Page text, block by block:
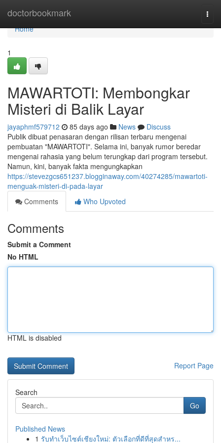
doctorbookmark
Home
Home
1
MAWARTOTI: Membongkar
Misteri di Balik Layar
jayaphmf579712 85 days ago News
Discuss
Publik dibuat penasaran dengan rilisan terbaru mengenai
pembuatan "MAWARTOTI". Selama ini, banyak rumor beredar
mengenai rahasia yang belum terungkap dari program tersebut.
Namun, kini, banyak fakta mengungkapkan
https://stevezgcs651237.blogginaway.com/40274285/mawartoti-
menguak-misteri-di-pada-layar
Comments
Who Upvoted
Comments
Submit a Comment
No HTML
HTML is disabled
Report Page
Search
Go
Published News
1 รับทำเว็บไซต์เชียงใหม่: ตัวเลือกที่ดีที่สุดสำหร...